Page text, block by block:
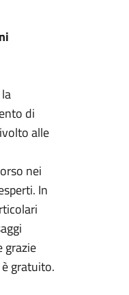
di
alle
nei
In
grazie
gratuito.